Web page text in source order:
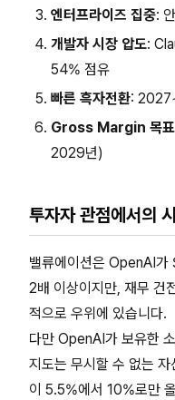
엔터프라이즈 집중:
개발자 시장 압도:
54% 점유
빠른 흑자전환:
Gross Margin 목표
2029년)
투자자 관점에서의
밸류에이션은 OpenAI
2배 이상이지만, 재무 건
적으로 우위에 있습니다.
다만 OpenAI가 보유한
지도는 무시할 수 없는
이 5.5%에서 10%로만